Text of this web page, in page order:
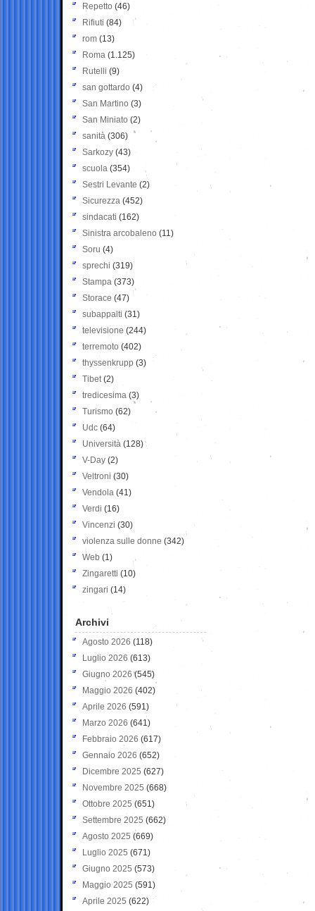
Repetto (46)
Rifiuti (84)
rom (13)
Roma (1.125)
Rutelli (9)
san gottardo (4)
San Martino (3)
San Miniato (2)
sanità (306)
Sarkozy (43)
scuola (354)
Sestri Levante (2)
Sicurezza (452)
sindacati (162)
Sinistra arcobaleno (11)
Soru (4)
sprechi (319)
Stampa (373)
Storace (47)
subappalti (31)
televisione(244)
terremoto (402)
thyssenkrupp (3)
Tibet(2)
tredicesima (3)
Turismo (62)
Udc (64)
Università (128)
V-Day (2)
Veltroni (30)
Vendola (41)
Verdi (16)
Vincenzi (30)
violenza sulle donne (342)
Web (1)
Zingaretti (10)
zingari (14)
Archivi
Agosto 2026 (118)
Luglio 2026 (613)
Giugno 2026 (545)
Maggio 2026 (402)
Aprile 2026 (591)
Marzo 2026 (641)
Febbraio 2026 (617)
Gennaio 2026 (652)
Dicembre 2025 (627)
Novembre 2025 (668)
Ottobre 2025 (651)
Settembre 2025 (662)
Agosto 2025 (669)
Luglio 2025 (671)
Giugno 2025 (573)
Maggio 2025 (591)
Aprile 2025 (622)